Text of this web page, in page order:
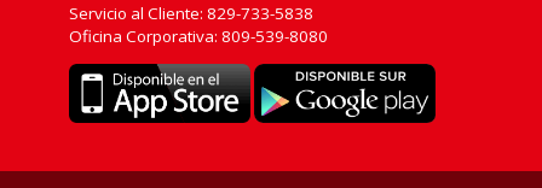
Servicio al Cliente: 829-733-5838
Oficina Corporativa: 809-539-8080